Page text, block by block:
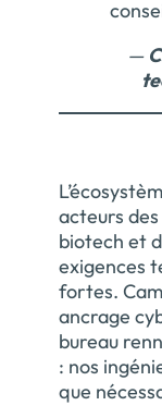
—
acteurs
biotech et
exigences
fortes.
ancrage
bureau
: nos
que